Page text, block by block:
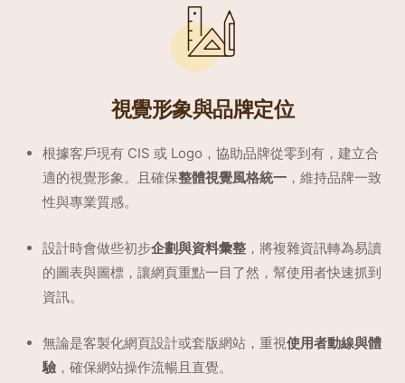
視覺形象與品牌定位
根據客戶現有 CIS 或 Logo，協助品牌從零到有，建立合
適的視覺形象。且確保整體視覺風格統一 ，維持品牌一致
性與專業質感。
設計時會做些初步企劃與資料彙整 ，將複雜資訊轉為易讀
的圖表與圖標，讓網頁重點一目了然，幫使用者快速抓到
資訊。
無論是客製化網頁設計或套版網站，重視使用者動線與體
驗，確保網站操作流暢且直覺。